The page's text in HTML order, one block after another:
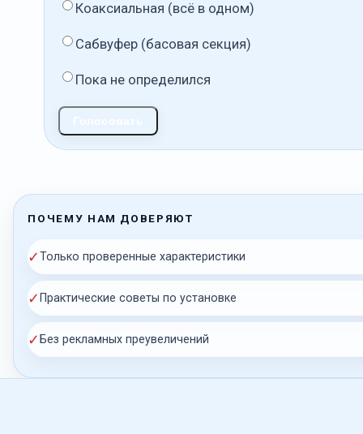
Коаксиальная (всё в одном)
Сабвуфер (басовая секция)
Пока не определился
ПОЧЕМУ НАМ ДОВЕРЯЮТ
✓Только проверенные характеристики
✓Практические советы по установке
✓Без рекламных преувеличений